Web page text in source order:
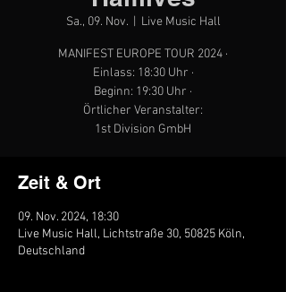
Sa., 09. Nov.
  |
Live Music Hall
MANIFEST EUROPE TOUR 2024 ·
Einlass: 18:30 Uhr ·
Beginn: 19:30 Uhr ·
Örtlicher Veranstalter:
1st Division GmbH
Zeit & Ort
09. Nov. 2024, 18:30
Live Music Hall, Lichtstraße 30, 50825 Köln,
Deutschland